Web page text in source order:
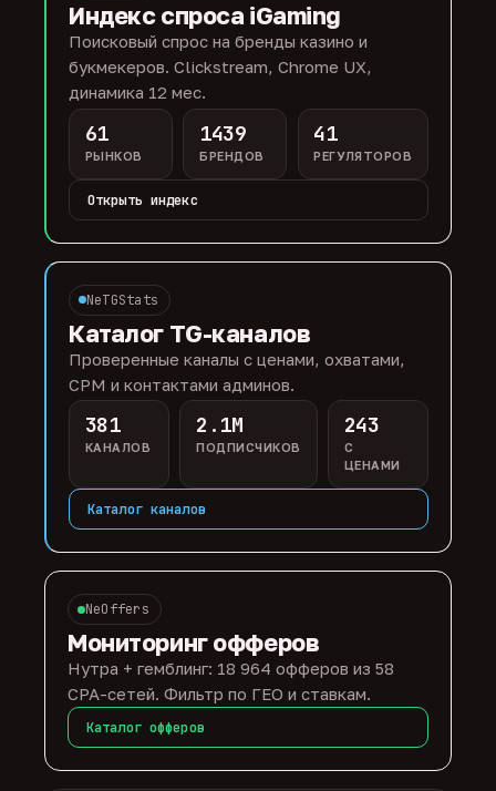
Индекс спроса iGaming
Поисковый спрос на бренды казино и
букмекеров. Clickstream, Chrome UX,
динамика 12 мес.
61
РЫНКОВ
1439
БРЕНДОВ
41
РЕГУЛЯТОРОВ
Открыть индекс
NeTGStats
Каталог TG-каналов
Проверенные каналы с ценами, охватами,
CPM и контактами админов.
381
КАНАЛОВ
2.1M
ПОДПИСЧИКОВ
243
С
ЦЕНАМИ
Каталог каналов
NeOffers
Мониторинг офферов
Нутра + гемблинг: 18 964 офферов из 58
CPA-сетей. Фильтр по ГЕО и ставкам.
Каталог офферов